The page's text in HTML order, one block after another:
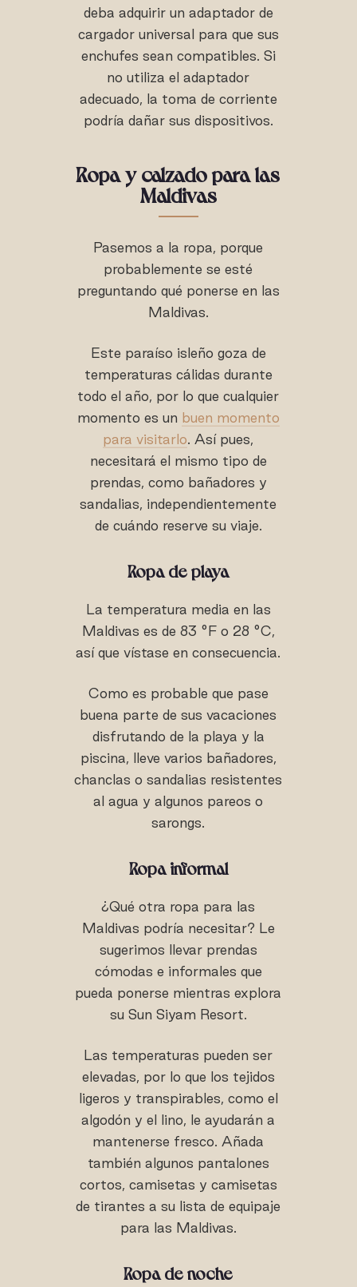
deba adquirir un adaptador de
cargador universal para que sus
enchufes sean compatibles. Si
no utiliza el adaptador
adecuado, la toma de corriente
podría dañar sus dispositivos.
Ropa y calzado para las
Maldivas
Pasemos a la ropa, porque
probablemente se esté
preguntando qué ponerse en las
Maldivas.
Este paraíso isleño goza de
temperaturas cálidas durante
todo el año, por lo que cualquier
momento es un buen momento
para visitarlo. Así pues,
necesitará el mismo tipo de
prendas, como bañadores y
sandalias, independientemente
de cuándo reserve su viaje.
Ropa de playa
La temperatura media en las
Maldivas es de 83 °F o 28 °C,
así que vístase en consecuencia.
Como es probable que pase
buena parte de sus vacaciones
disfrutando de la playa y la
piscina, lleve varios bañadores,
chanclas o sandalias resistentes
al agua y algunos pareos o
sarongs.
Ropa informal
¿Qué otra ropa para las
Maldivas podría necesitar? Le
sugerimos llevar prendas
cómodas e informales que
pueda ponerse mientras explora
su Sun Siyam Resort.
Las temperaturas pueden ser
elevadas, por lo que los tejidos
ligeros y transpirables, como el
algodón y el lino, le ayudarán a
mantenerse fresco. Añada
también algunos pantalones
cortos, camisetas y camisetas
de tirantes a su lista de equipaje
para las Maldivas.
Ropa de noche